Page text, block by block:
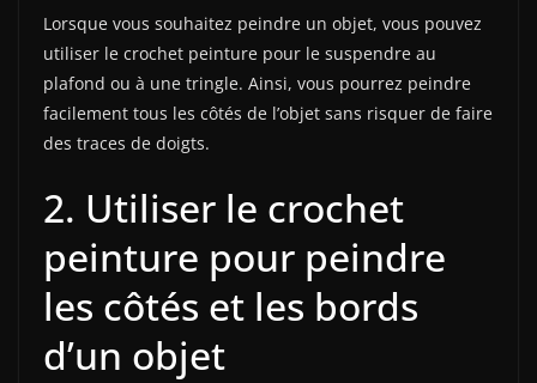
Lorsque vous souhaitez peindre un objet, vous pouvez
utiliser le crochet peinture pour le suspendre au
plafond ou à une tringle. Ainsi, vous pourrez peindre
facilement tous les côtés de l’objet sans risquer de faire
des traces de doigts.
2. Utiliser le crochet
peinture pour peindre
les côtés et les bords
d’un objet